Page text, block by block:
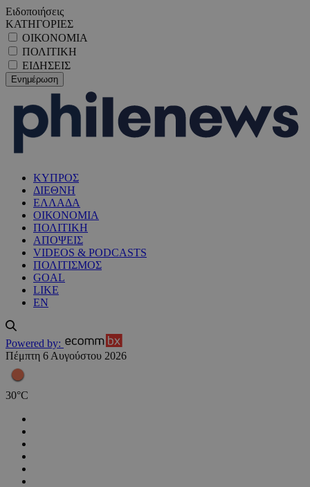
Ειδοποιήσεις
ΚΑΤΗΓΟΡΙΕΣ
ΟΙΚΟΝΟΜΙΑ
ΠΟΛΙΤΙΚΗ
ΕΙΔΗΣΕΙΣ
ΚΥΠΡΟΣ
ΔΙΕΘΝΗ
ΕΛΛΑΔΑ
ΟΙΚΟΝΟΜΙΑ
ΠΟΛΙΤΙΚΗ
ΑΠΟΨΕΙΣ
VIDEOS & PODCASTS
ΠΟΛΙΤΙΣΜΟΣ
GOAL
LIKE
EN
Powered by:
Πέμπτη 6 Αυγούστου 2026
30°C